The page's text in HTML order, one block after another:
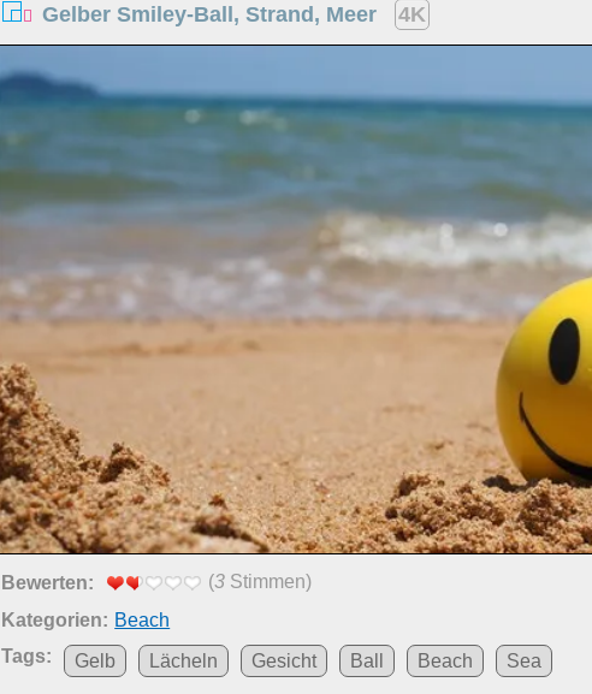
Gelber Smiley-Ball, Strand, Meer 4K
Bewerten: (3 Stimmen)
Kategorien: Beach
Tags:
Gelb Lächeln Gesicht Ball Beach Sea